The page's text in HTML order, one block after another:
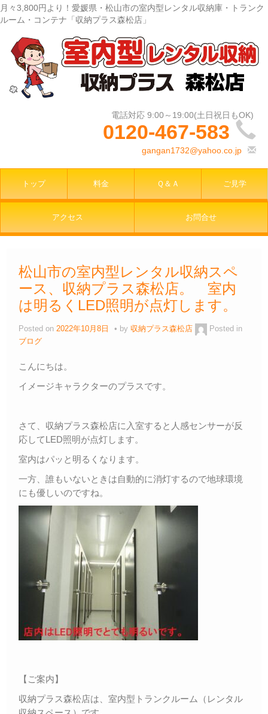
月々3,800円より！愛媛県・松山市の室内型レンタル収納庫・トランク
ルーム・コンテナ「収納プラス森松店」
0120-467-583
gangan1732@yahoo.co.jp
トップ 料金 Ｑ＆Ａ ご見学
アクセス お問合せ
松山市の室内型レンタル収納スペ
ース、収納プラス森松店。 室内
は明るくLED照明が点灯します。
Posted on 2022年10月8日 by 収納プラス森松店
Posted in
ブログ
こんにちは。
イメージキャラクターのプラスです。
さて、収納プラス森松店に入室すると人感センサーが反
応してLED照明が点灯します。
室内はパッと明るくなります。
一方、誰もいないときは自動的に消灯するので地球環境
にも優しいのですね。
【ご案内】
収納プラス森松店は、室内型トランクルーム（レンタル